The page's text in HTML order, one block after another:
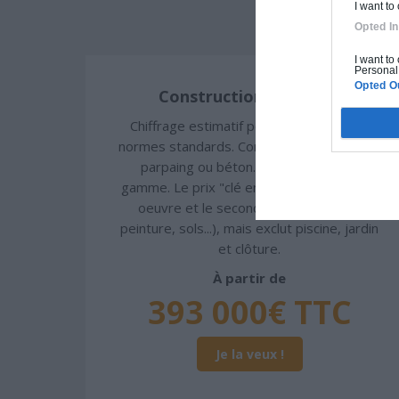
I want
Opted In
I want
Opted
Construction classique
Chiffrage estimatif pour : Fondations et
normes standards. Construction en brique,
parpaing ou béton. Finitions haut de
gamme. Le prix "clé en main" inclut le gros
oeuvre et le second oeuvre (cuisine,
peinture, sols...), mais exclut piscine, jardin
et clôture.
À partir de
393 000€ TTC
Je la veux !